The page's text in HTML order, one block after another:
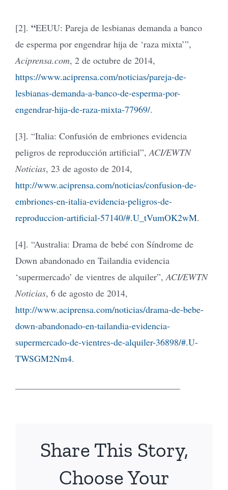
[2]. “EEUU: Pareja de lesbianas demanda a banco
de esperma por engendrar hija de ‘raza mixta’”,
Aciprensa.com, 2 de octubre de 2014,
https://www.aciprensa.com/noticias/pareja-de-
lesbianas-demanda-a-banco-de-esperma-por-
engendrar-hija-de-raza-mixta-77969/.
[3]. “Italia: Confusión de embriones evidencia
peligros de reproducción artificial”,ACI/EWTN
Noticias, 23 de agosto de 2014,
http://www.aciprensa.com/noticias/confusion-de-
embriones-en-italia-evidencia-peligros-de-
reproduccion-artificial-57140/#.U_tVumOK2wM.
[4]. “Australia: Drama de bebé con Síndrome de
Down abandonado en Tailandia evidencia
‘supermercado’ de vientres de alquiler”,ACI/EWTN
Noticias, 6 de agosto de 2014,
http://www.aciprensa.com/noticias/drama-de-bebe-
down-abandonado-en-tailandia-evidencia-
supermercado-de-vientres-de-alquiler-36898/#.U-
TWSGM2Nm4.
Share This Story,
Choose Your